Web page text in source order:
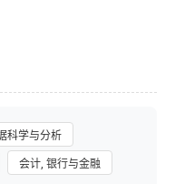
科学与分析
会计, 银行与金融